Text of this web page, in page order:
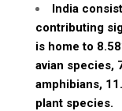
India
contributing
is home to
avian species,
amphibians,
plant species.